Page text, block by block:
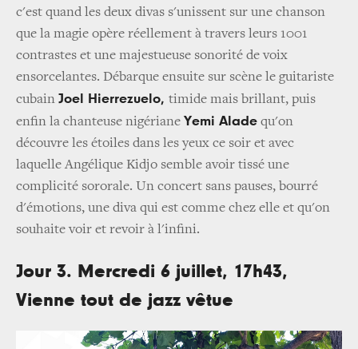
c'est quand les deux divas s'unissent sur une chanson
que la magie opère réellement à travers leurs 1001
contrastes et une majestueuse sonorité de voix
ensorcelantes. Débarque ensuite sur scène le guitariste
cubain Joel Hierrezuelo, timide mais brillant, puis
enfin la chanteuse nigériane Yemi Alade qu'on
découvre les étoiles dans les yeux ce soir et avec
laquelle Angélique Kidjo semble avoir tissé une
complicité sororale. Un concert sans pauses, bourré
d'émotions, une diva qui est comme chez elle et qu'on
souhaite voir et revoir à l'infini.
Jour 3. Mercredi 6 juillet, 17h43,
Vienne tout de jazz vêtue